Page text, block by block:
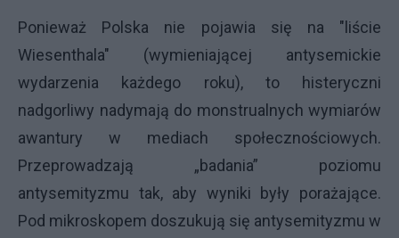
Ponieważ Polska nie pojawia się na "liście
Wiesenthala" (wymieniającej antysemickie
wydarzenia każdego roku), to histeryczni
nadgorliwy nadymają do monstrualnych wymiarów
awantury w mediach społecznościowych.
Przeprowadzają „badania” poziomu
antysemityzmu tak, aby wyniki były porażające.
Pod mikroskopem doszukują się antysemityzmu w